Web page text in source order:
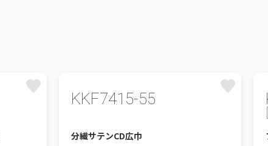
KKF7415-55
分繊サテンCD広巾